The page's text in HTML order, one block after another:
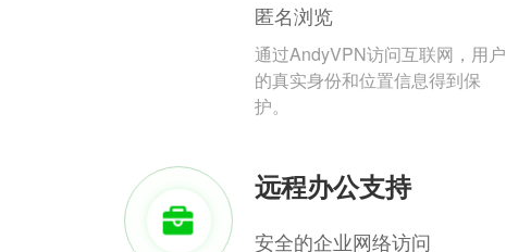
匿名浏览
通过AndyVPN访问互联网，用户
的真实身份和位置信息得到保
护。
远程办公支持
安全的企业网络访问